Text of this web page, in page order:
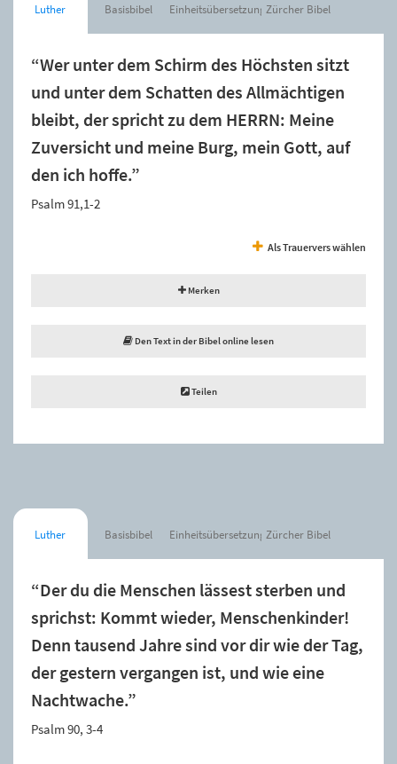
Luther Basisbibel Einheitsübersetzung Zürcher Bibel
“Wer unter dem Schirm des Höchsten sitzt
und unter dem Schatten des Allmächtigen
bleibt, der spricht zu dem HERRN: Meine
Zuversicht und meine Burg, mein Gott, auf
den ich hoffe.”
Psalm 91,1-2
Als Trauervers wählen
Merken
Den Text in der Bibel online lesen
Teilen
Luther Basisbibel Einheitsübersetzung Zürcher Bibel
“Der du die Menschen lässest sterben und
sprichst: Kommt wieder, Menschenkinder!
Denn tausend Jahre sind vor dir wie der Tag,
der gestern vergangen ist, und wie eine
Nachtwache.”
Psalm 90, 3-4